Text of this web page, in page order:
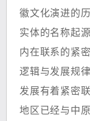
徽文化演进的
实体的名称起
内在联系的紧
逻辑与发展规
发展有着紧密
地区已经与中